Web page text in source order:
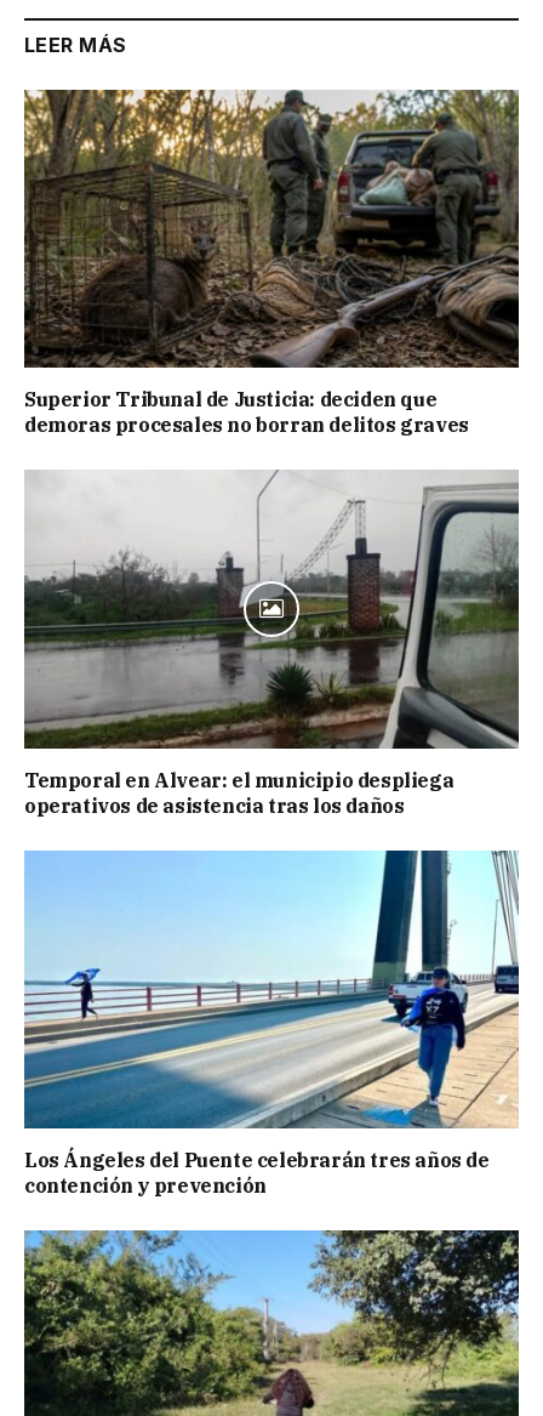
LEER MÁS
Superior Tribunal de Justicia: deciden que
demoras procesales no borran delitos graves
Temporal en Alvear: el municipio despliega
operativos de asistencia tras los daños
Los Ángeles del Puente celebrarán tres años de
contención y prevención